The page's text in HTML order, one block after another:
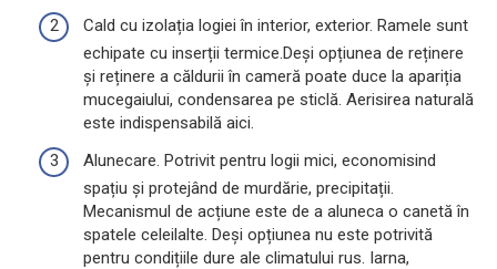
Cald cu izolația logiei în interior, exterior. Ramele sunt
echipate cu inserții termice.Deși opțiunea de reținere
și reținere a căldurii în cameră poate duce la apariția
mucegaiului, condensarea pe sticlă. Aerisirea naturală
este indispensabilă aici.
Alunecare. Potrivit pentru logii mici, economisind
spațiu și protejând de murdărie, precipitații.
Mecanismul de acțiune este de a aluneca o canetă în
spatele celeilalte. Deși opțiunea nu este potrivită
pentru condițiile dure ale climatului rus. Iarna,